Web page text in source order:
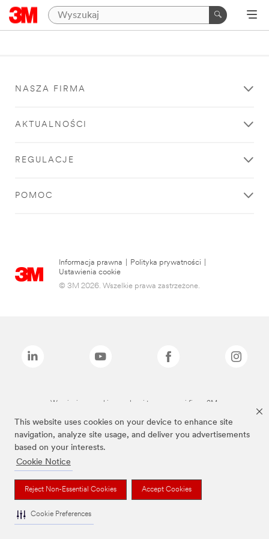
This website uses cookies on your device to enhance site
navigation, analyze site usage, and deliver you advertisements
based on your interests.
Cookie Notice
Reject Non-Essential Cookies Accept Cookies
Cookie Preferences
NASZA FIRMA
AKTUALNOŚCI
REGULACJE
POMOC
Informacja prawna Polityka prywatności
Ustawienia cookie
© 3M 2026. Wszelkie prawa zastrzeżone.
Wymienione marki są znakami towarowymi firmy 3M.